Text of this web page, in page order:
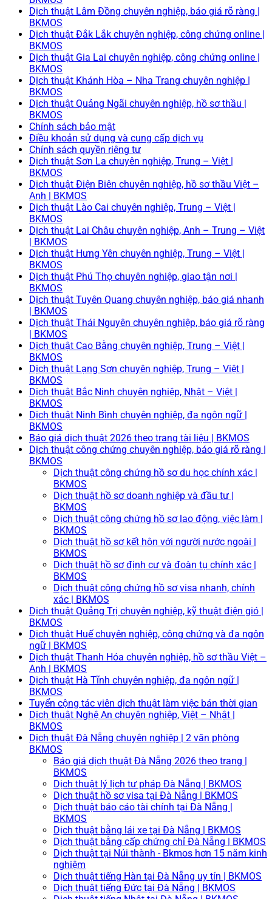
Dịch thuật Lâm Đồng chuyên nghiệp, báo giá rõ ràng |
BKMOS
Dịch thuật Đắk Lắk chuyên nghiệp, công chứng online |
BKMOS
Dịch thuật Gia Lai chuyên nghiệp, công chứng online |
BKMOS
Dịch thuật Khánh Hòa – Nha Trang chuyên nghiệp |
BKMOS
Dịch thuật Quảng Ngãi chuyên nghiệp, hồ sơ thầu |
BKMOS
Chính sách bảo mật
Điều khoản sử dụng và cung cấp dịch vụ
Chính sách quyền riêng tư
Dịch thuật Sơn La chuyên nghiệp, Trung – Việt |
BKMOS
Dịch thuật Điện Biên chuyên nghiệp, hồ sơ thầu Việt –
Anh | BKMOS
Dịch thuật Lào Cai chuyên nghiệp, Trung – Việt |
BKMOS
Dịch thuật Lai Châu chuyên nghiệp, Anh – Trung – Việt
| BKMOS
Dịch thuật Hưng Yên chuyên nghiệp, Trung – Việt |
BKMOS
Dịch thuật Phú Thọ chuyên nghiệp, giao tận nơi |
BKMOS
Dịch thuật Tuyên Quang chuyên nghiệp, báo giá nhanh
| BKMOS
Dịch thuật Thái Nguyên chuyên nghiệp, báo giá rõ ràng
| BKMOS
Dịch thuật Cao Bằng chuyên nghiệp, Trung – Việt |
BKMOS
Dịch thuật Lạng Sơn chuyên nghiệp, Trung – Việt |
BKMOS
Dịch thuật Bắc Ninh chuyên nghiệp, Nhật – Việt |
BKMOS
Dịch thuật Ninh Bình chuyên nghiệp, đa ngôn ngữ |
BKMOS
Báo giá dịch thuật 2026 theo trang tài liệu | BKMOS
Dịch thuật công chứng chuyên nghiệp, báo giá rõ ràng |
BKMOS
Dịch thuật công chứng hồ sơ du học chính xác |
BKMOS
Dịch thuật hồ sơ doanh nghiệp và đầu tư |
BKMOS
Dịch thuật công chứng hồ sơ lao động, việc làm |
BKMOS
Dịch thuật hồ sơ kết hôn với người nước ngoài |
BKMOS
Dịch thuật hồ sơ định cư và đoàn tụ chính xác |
BKMOS
Dịch thuật công chứng hồ sơ visa nhanh, chính
xác | BKMOS
Dịch thuật Quảng Trị chuyên nghiệp, kỹ thuật điện gió |
BKMOS
Dịch thuật Huế chuyên nghiệp, công chứng và đa ngôn
ngữ | BKMOS
Dịch thuật Thanh Hóa chuyên nghiệp, hồ sơ thầu Việt –
Anh | BKMOS
Dịch thuật Hà Tĩnh chuyên nghiệp, đa ngôn ngữ |
BKMOS
Tuyển cộng tác viên dịch thuật làm việc bán thời gian
Dịch thuật Nghệ An chuyên nghiệp, Việt – Nhật |
BKMOS
Dịch thuật Đà Nẵng chuyên nghiệp | 2 văn phòng
BKMOS
Báo giá dịch thuật Đà Nẵng 2026 theo trang |
BKMOS
Dịch thuật lý lịch tư pháp Đà Nẵng | BKMOS
Dịch thuật hồ sơ visa tại Đà Nẵng | BKMOS
Dịch thuật báo cáo tài chính tại Đà Nẵng |
BKMOS
Dịch thuật bằng lái xe tại Đà Nẵng | BKMOS
Dịch thuật bằng cấp chứng chỉ Đà Nẵng | BKMOS
Dịch thuật tại Núi thành - Bkmos hơn 15 năm kinh
nghiệm
Dịch thuật tiếng Hàn tại Đà Nẵng uy tín | BKMOS
Dịch thuật tiếng Đức tại Đà Nẵng | BKMOS